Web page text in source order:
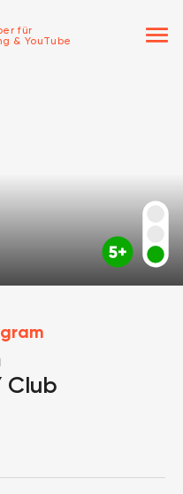
für
& YouTube
menu
Club